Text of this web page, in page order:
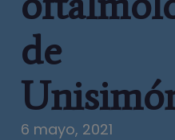
de
6 mayo, 2021